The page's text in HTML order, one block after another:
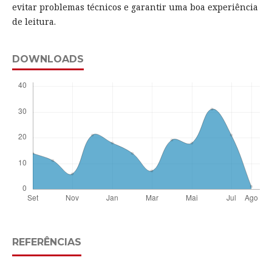
evitar problemas técnicos e garantir uma boa experiência
de leitura.
DOWNLOADS
REFERÊNCIAS